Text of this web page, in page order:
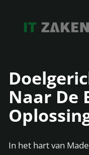
Naar De
In het hart van